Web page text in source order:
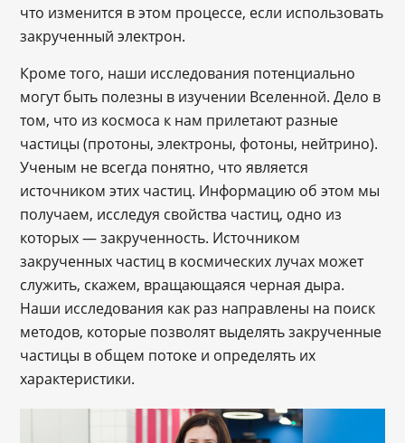
что изменится в этом процессе, если использовать
закрученный электрон.
Кроме того, наши исследования потенциально
могут быть полезны в изучении Вселенной. Дело в
том, что из космоса к нам прилетают разные
частицы (протоны, электроны, фотоны, нейтрино).
Ученым не всегда понятно, что является
источником этих частиц. Информацию об этом мы
получаем, исследуя свойства частиц, одно из
которых — закрученность. Источником
закрученных частиц в космических лучах может
служить, скажем, вращающаяся черная дыра.
Наши исследования как раз направлены на поиск
методов, которые позволят выделять закрученные
частицы в общем потоке и определять их
характеристики.